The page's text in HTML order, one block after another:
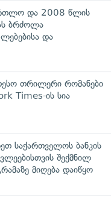
და 2008 წლის
ბრძოლა
და
თრილერი რომანები
Times-ის სია
საქართველოს ბანკის
შექმნილ
მიღება დაიწყო